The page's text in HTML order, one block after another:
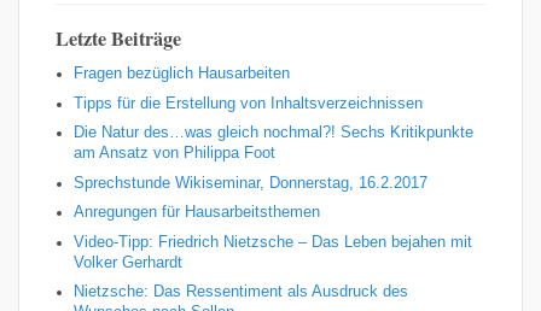
Letzte Beiträge
Fragen bezüglich Hausarbeiten
Tipps für die Erstellung von Inhaltsverzeichnissen
Die Natur des…was gleich nochmal?! Sechs Kritikpunkte
am Ansatz von Philippa Foot
Sprechstunde Wikiseminar, Donnerstag, 16.2.2017
Anregungen für Hausarbeitsthemen
Video-Tipp: Friedrich Nietzsche – Das Leben bejahen mit
Volker Gerhardt
Nietzsche: Das Ressentiment als Ausdruck des